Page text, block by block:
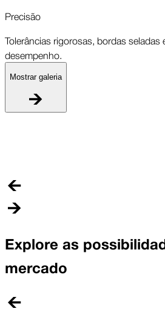
Precisão
Tolerâncias rigorosas, bordas
desempenho.
Mostrar galeria
Explore as
mercado